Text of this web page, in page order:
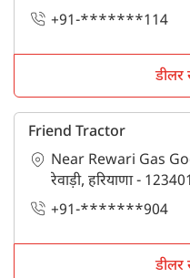
Road, गुडगाँव, गुरुग्राम,
+91-*******114
डीलर
Friend Tractor
Near Rewari Gas
रेवाड़ी, हरियाणा - 123401
+91-*******904
डीलर